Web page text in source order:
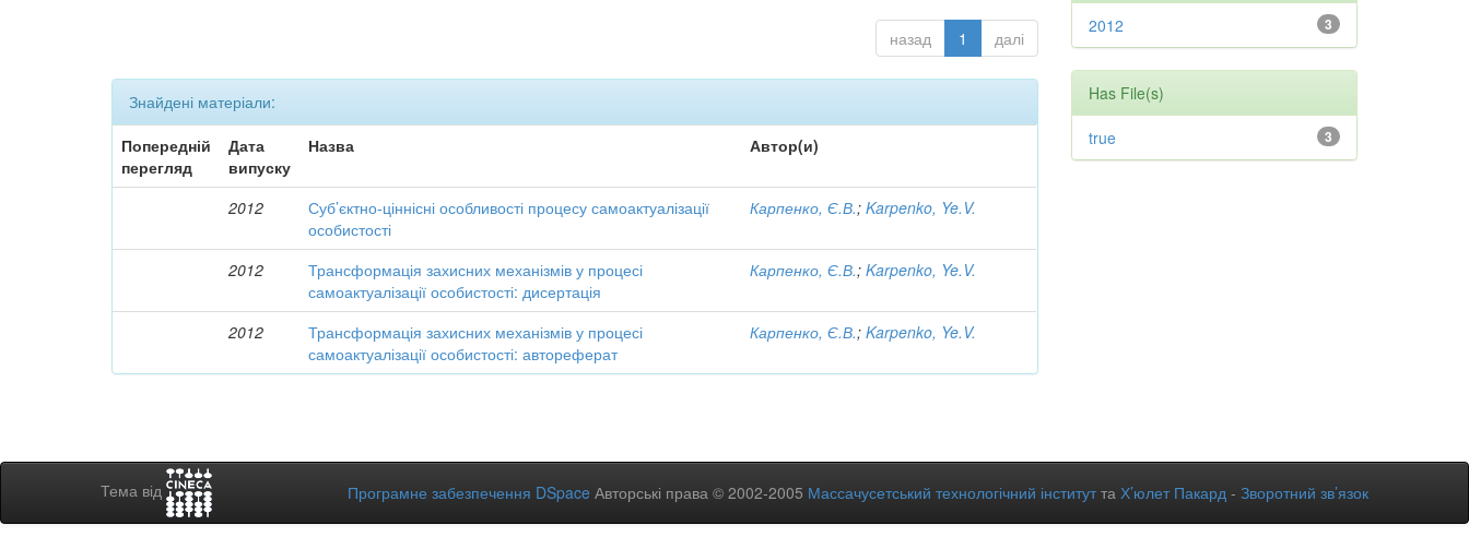
назад 1 далі
Знайдені матеріали:
Попередній
перегляд
Дата
випуску
Назва Автор(и)
2012
Суб’єктно-ціннісні особливості процесу самоактуалізації
особистості
Карпенко, Є.В.;Karpenko, Ye.V.
2012
Трансформація захисних механізмів у процесі
самоактуалізації особистості: дисертація
Карпенко, Є.В.;Karpenko, Ye.V.
2012
Трансформація захисних механізмів у процесі
самоактуалізації особистості: автореферат
Карпенко, Є.В.;Karpenko, Ye.V.
3
2012
Has File(s)
3
true
Тема від Програмне забезпечення DSpace Авторські права © 2002-2005 Массачусетський технологічний інститутта Х’юлет Пакард - Зворотний зв’язок